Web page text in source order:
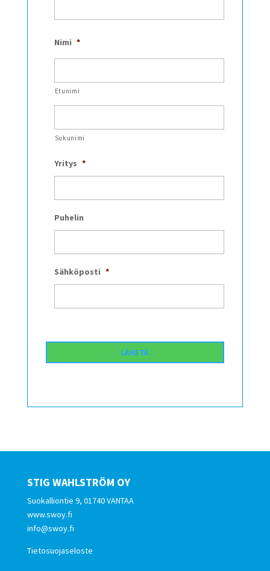
Nimi *
Etunimi
Sukunimi
Yritys *
Puhelin
Sähköposti *
STIG WAHLSTRÖM OY
Suokalliontie 9, 01740 VANTAA
www.swoy.fi
info@swoy.fi
Tietosuojaseloste